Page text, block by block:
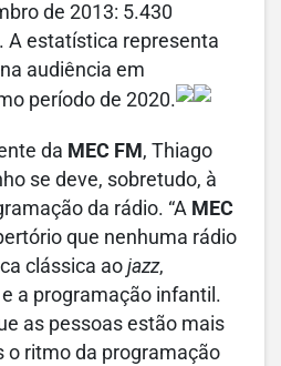
de 2013: 5.430
A estatística representa
audiência em
período de 2020.
da MEC FM , Thiago
se deve, sobretudo, à
da rádio. “A MEC
que nenhuma rádio
clássica ao jazz,
a programação infantil.
as pessoas estão mais
o ritmo da programação